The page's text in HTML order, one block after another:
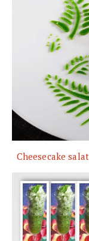
Cheesecake